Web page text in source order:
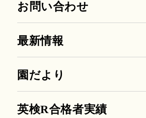
お問い合わせ
最新情報
園だより
英検R合格者実績